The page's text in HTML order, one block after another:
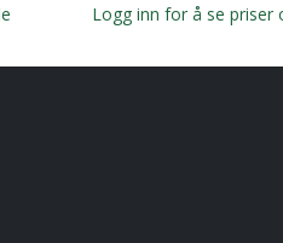
Logg inn for å se priser